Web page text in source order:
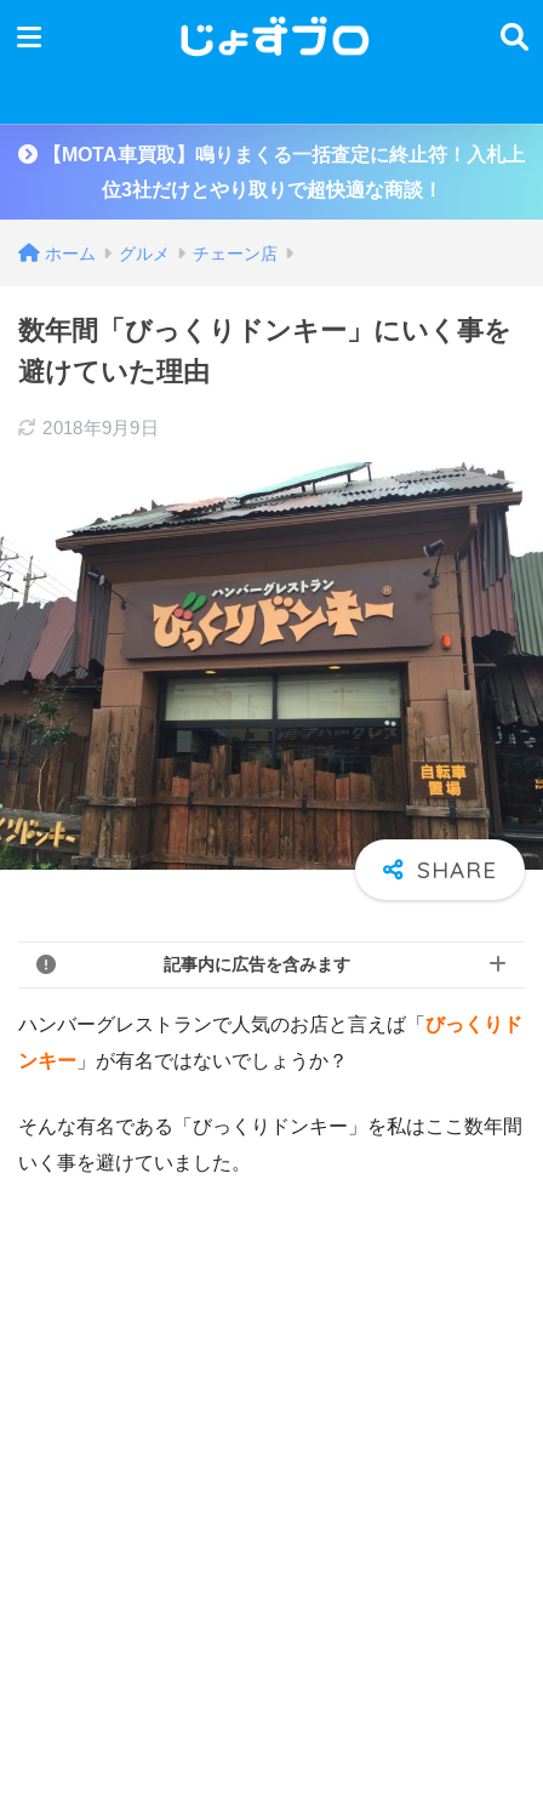
【MOTA車買取】鳴りまくる一括査定に終止符！入札上
位3社だけとやり取りで超快適な商談！
ホーム グルメ チェーン店
数年間「びっくりドンキー」にいく事を
避けていた理由
2018年9月9日
記事内に広告を含みます
ハンバーグレストランで人気のお店と言えば「 びっくりド
ンキー 」が有名ではないでしょうか？
そんな有名である「びっくりドンキー」を私はここ数年間
いく事を避けていました。